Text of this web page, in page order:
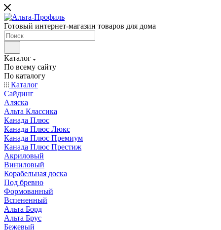
Готовый интернет-магазин товаров для дома
Каталог
По всему сайту
По каталогу
Каталог
Сайдинг
Аляска
Альта Классика
Канада Плюс
Канада Плюс Люкс
Канада Плюс Премиум
Канада Плюс Престиж
Акриловый
Виниловый
Корабельная доска
Под бревно
Формованный
Вспененный
Альта Борд
Альта Брус
Бежевый